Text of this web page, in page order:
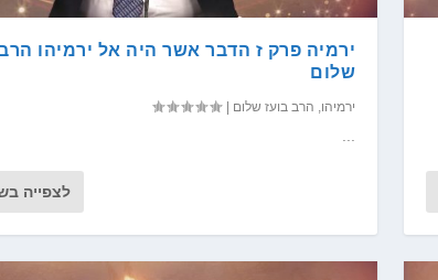
ירמיה פרק ז הדבר אשר היה אל ירמיהו
שלום
ירמיהו, הרב בועז שלום
לצפייה